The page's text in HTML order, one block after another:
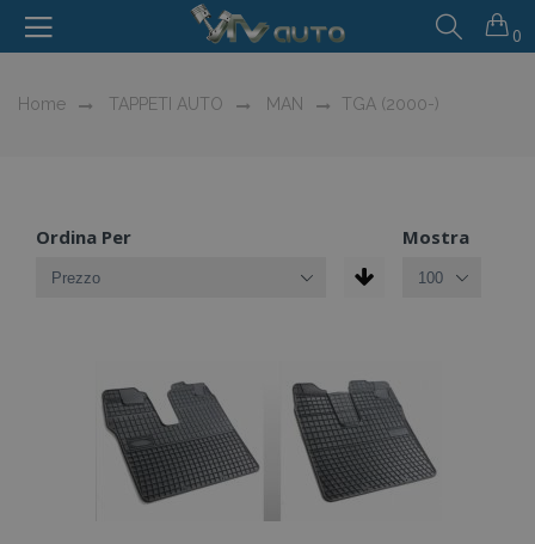
0
Home TAPPETI AUTO MAN TGA (2000-)
Ordina Per Mostra